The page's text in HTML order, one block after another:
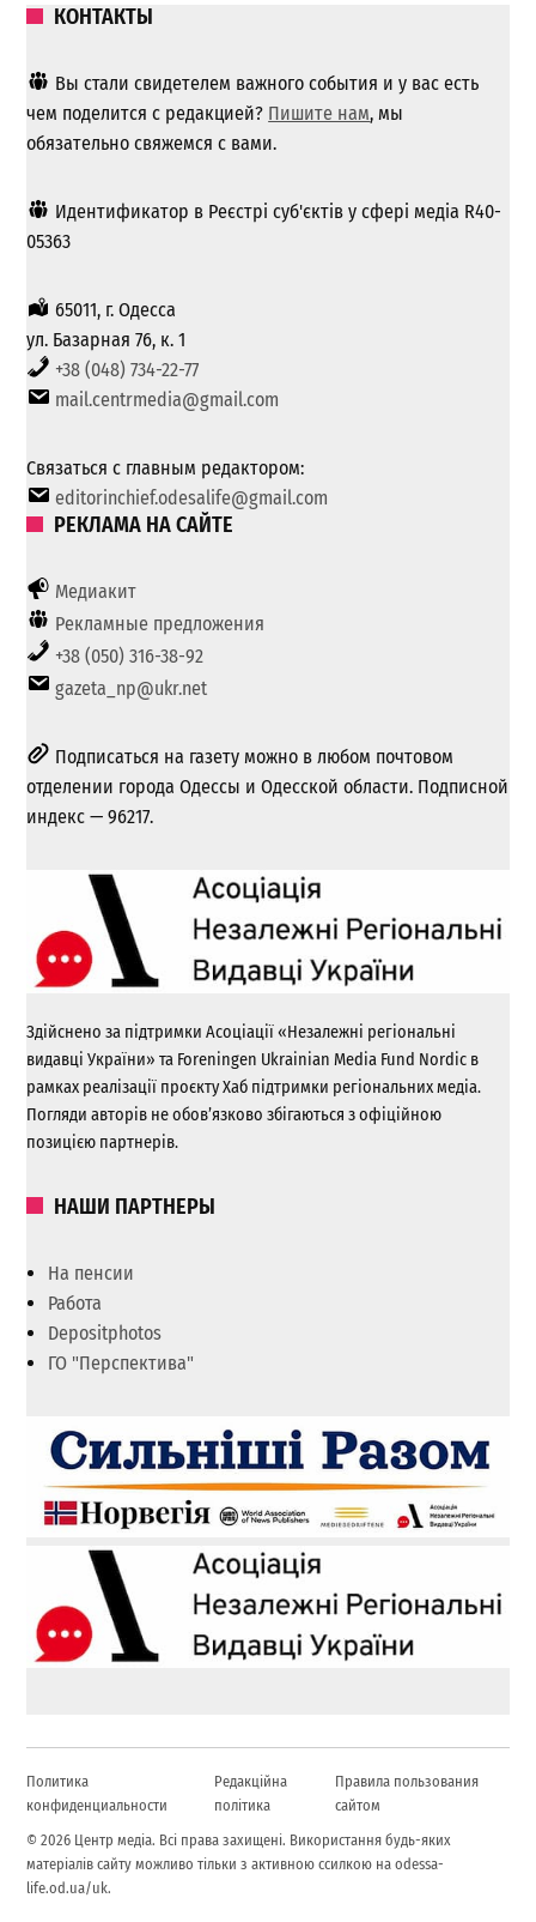
КОНТАКТЫ
Вы стали свидетелем важного события и у вас есть
чем поделится с редакцией? Пишите нам, мы
обязательно свяжемся с вами.
Идентификатор в Реєстрі суб'єктів у сфері медіа R40-
05363
65011, г. Одесса
ул. Базарная 76, к. 1
+38 (048) 734-22-77
mail.centrmedia@gmail.com
Связаться с главным редактором:
editorinchief.odesalife@gmail.com
РЕКЛАМА НА САЙТЕ
Медиакит
Рекламные предложения
+38 (050) 316-38-92
gazeta_np@ukr.net
Подписаться на газету можно в любом почтовом
отделении города Одессы и Одесской области. Подписной
индекс — 96217.
Здійснено за підтримки Асоціації «Незалежні регіональні
видавці України» та Foreningen Ukrainian Media Fund Nordic в
рамках реалізації проєкту Хаб підтримки регіональних медіа.
Погляди авторів не обов’язково збігаються з офіційною
позицією партнерів.
НАШИ ПАРТНЕРЫ
На пенсии
Работа
Depositphotos
ГО "Перспектива"
Политика
конфиденциальности
Редакційна
політика
Правила пользования
сайтом
© 2026 Центр медіа. Всі права захищені. Використання будь-яких
матеріалів сайту можливо тільки з активною ссилкою на odessa-
life.od.ua/uk.